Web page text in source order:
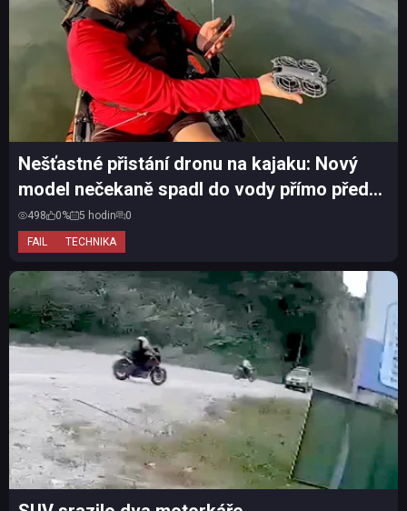
FAIL TECHNIKA
Nešťastné přistání dronu na kajaku: Nový
model nečekaně spadl do vody přímo před
očima majitele
498 0% 5 hodin 0